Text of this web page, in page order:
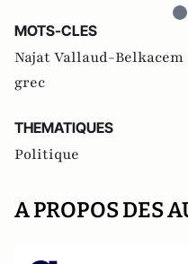
MOTS-CLES
Najat Vallaud-Belkacem
grec
THEMATIQUES
Politique
A PROPOS DES